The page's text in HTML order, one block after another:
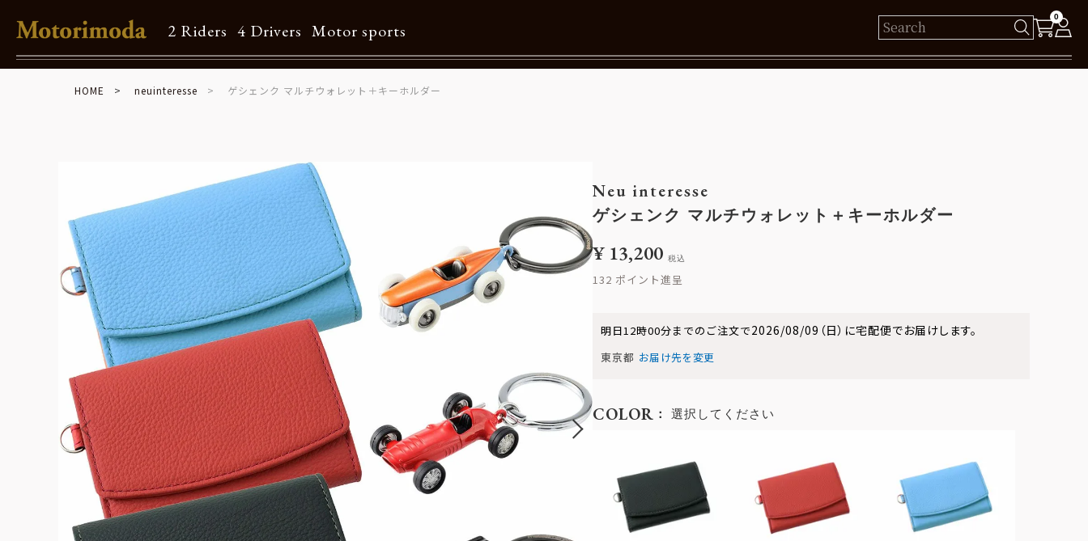
2 Riders 4 Drivers Motor sports
0
Shop Info
Brand
Brand list
Guide
ご利用ガイド
よくある質問
お問合せ
メルマガ購読
カタログダウンロード
リクルート
HOME neuinteresse ゲシェンク マルチウォレット＋キーホルダー
Neu interesse
ゲシェンク マルチウォレット＋キーホルダー
¥ 13,200 税込
132
明日12時00分までのご注文で2026/08/09（日） に宅配便でお届けします。
東京都 お届け先を変更
COLOR 選択してください